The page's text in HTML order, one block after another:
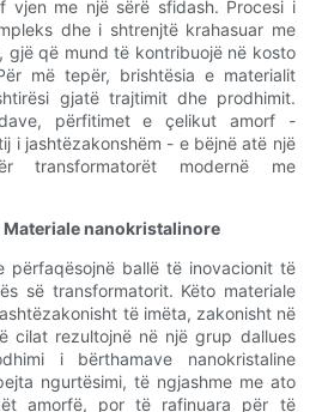
vjen me një sërë sfidash. Procesi i
dhe i shtrenjtë krahasuar me
gjë që mund të kontribuojë në kosto
më tepër, brishtësia e materialit
gjatë trajtimit dhe prodhimit.
përfitimet e çelikut amorf -
i jashtëzakonshëm - e bëjnë atë një
transformatorët modernë me
nanokristalinore
përfaqësojnë ballë të inovacionit të
së transformatorit. Këto materiale
të imëta, zakonisht në
cilat rezultojnë në një grup dallues
i bërthamave nanokristaline
ngurtësimi, të ngjashme me ato
amorfë, por të rafinuara për të